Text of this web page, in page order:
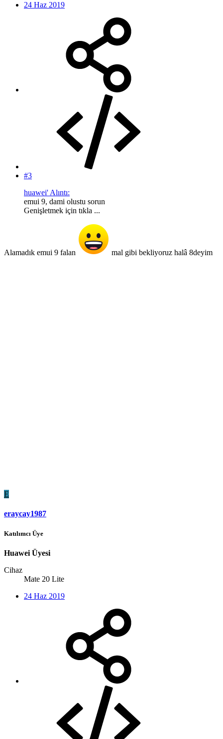
24 Haz 2019
#3
huawei' Alıntı:
emui 9, dami olustu sorun
Genişletmek için tıkla ...
Alamadık emui 9 falan mal gibi bekliyoruz halâ 8deyim
E
eraycay1987
Katılımcı Üye
Huawei Üyesi
Cihaz
Mate 20 Lite
24 Haz 2019